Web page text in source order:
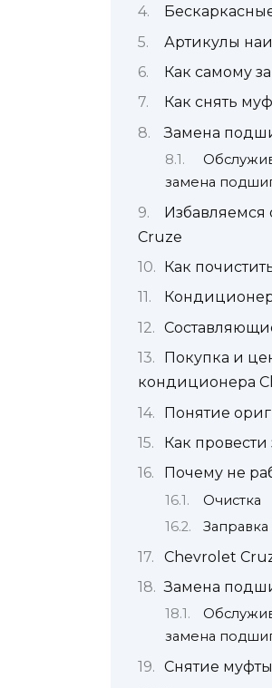
Артикулы
Как самому
Как снять
Замена
замена
Избавляемся
Cruze
Как
Покупка и
кондиционера
Понятие
Как
Почему не
Очистка
Chevrolet
Замена
замена
Снятие